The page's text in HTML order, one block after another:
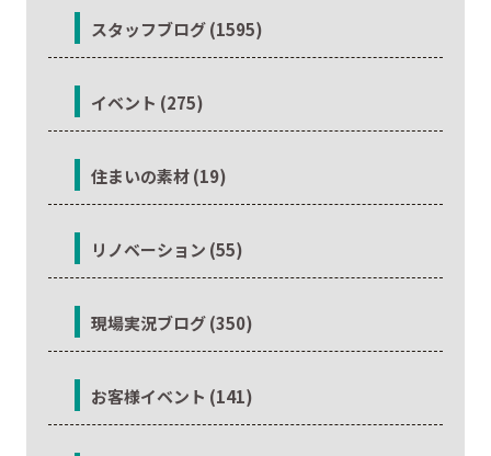
スタッフブログ (1595)
イベント (275)
住まいの素材 (19)
リノベーション (55)
現場実況ブログ (350)
お客様イベント (141)